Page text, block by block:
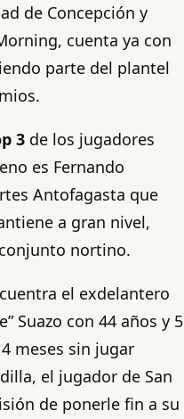
de Concepción y
cuenta ya con
parte del plantel
3 de los jugadores
es Fernando
Antofagasta que
a gran nivel,
nortino.
el exdelantero
Suazo con 44 años y 5
meses sin jugar
el jugador de San
de ponerle fin a su